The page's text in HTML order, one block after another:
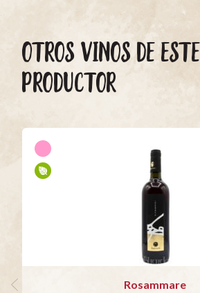
OTROS VINOS DE ESTE
PRODUCTOR
Rosammare